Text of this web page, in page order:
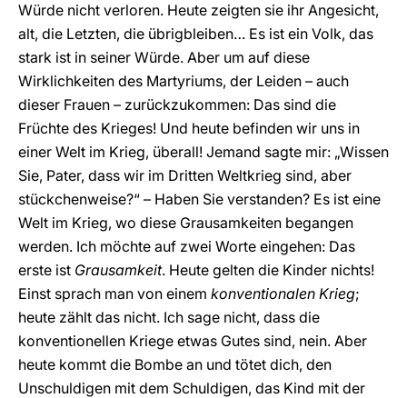
Würde nicht verloren. Heute zeigten sie ihr Angesicht,
alt, die Letzten, die übrigbleiben… Es ist ein Volk, das
stark ist in seiner Würde. Aber um auf diese
Wirklichkeiten des Martyriums, der Leiden – auch
dieser Frauen – zurückzukommen: Das sind die
Früchte des Krieges! Und heute befinden wir uns in
einer Welt im Krieg, überall! Jemand sagte mir: „Wissen
Sie, Pater, dass wir im Dritten Weltkrieg sind, aber
stückchenweise?“ – Haben Sie verstanden? Es ist eine
Welt im Krieg, wo diese Grausamkeiten begangen
werden. Ich möchte auf zwei Worte eingehen: Das
erste ist Grausamkeit. Heute gelten die Kinder nichts!
Einst sprach man von einem konventionalen Krieg;
heute zählt das nicht. Ich sage nicht, dass die
konventionellen Kriege etwas Gutes sind, nein. Aber
heute kommt die Bombe an und tötet dich, den
Unschuldigen mit dem Schuldigen, das Kind mit der